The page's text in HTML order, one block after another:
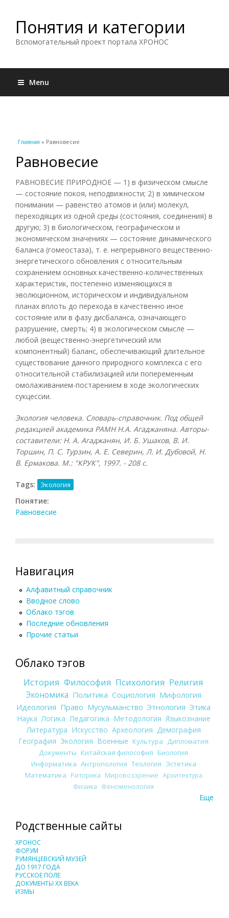
Понятия и категории
Вспомогательный проект портала ХРОНОС
Menu
Вы здесь
Главная » Равновесие
Равновесие
РАВНОВЕСИЕ ПРИРОДНОЕ — 1) в физическом смысле
— состояние покоя, неподвижности; 2) в химическом
понимании — равенство атомов и (или) молекул,
переходящих из одной среды (состояния, соединения) в
другую; 3) в биологическом, географическом и
экономическом значениях — состояние динамического
баланса (гомеостаза), т. е. непрерывного вещественно-
энергетического обновления с относительным
сохранением основных качественно-количественных
характеристик, постепенно изменяющихся в
эволюционном, историческом и индивидуальном
планах вплоть до перехода в качественно иное
состояние или в фазу дисбаланса, означающего
разрушение, смерть; 4) в экологическом смысле —
любой (вещественно-энергетический или
компонентный) баланс, обеспечивающий длительное
существование данного природного комплекса с его
относительной стабилизацией или попеременным
омолаживанием-постарением в ходе экологических
сукцессии.
Экология человека. Словарь-справочник. Под общей
редакцией академика РАМН Н.А. Агаджаняна. Авторы-
составители: Н. А. Агаджанян, И. Б. Ушаков, В. И.
Торшин, П. С. Турзин, А. Е. Северин, Л. И. Дубовой, Н.
В. Ермакова. М.: "КРУК", 1997. - 208 с.
Tags: Экология
Понятие:
Равновесие
Навигация
Алфавитный справочник
Вводное слово
Облако тэгов
Последние обновления
Прочие статьи
Облако тэгов
История Философия Психология Религия
Экономика Политика Социология Мифология
Идеология Право Мусульманство Этнология Этика
Наука Логика Педагогика Методология Языкознание
Литература Искусство Археология Демография
География Экология Военные Культура
Дипломатия
Документы Китайская философия Биология
Информатика Антропология Теология Эстетика
Математика Риторика Мировоззрение Архитектура
Физика Феноменология
Еще
Родственные сайты
ХРОНОС
ФОРУМ
РУМЯНЦЕВСКИЙ МУЗЕЙ
ДО 1917 ГОДА
РУССКОЕ ПОЛЕ
ДОКУМЕНТЫ XX ВЕКА
ИЗМЫ